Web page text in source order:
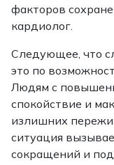
факторов
кардиолог.
Следующее, что
это по
Людям с
спокойствие и
излишних
ситуация
сокращений и